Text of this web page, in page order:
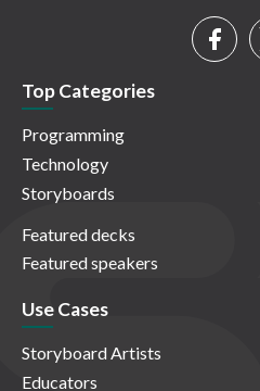
Top Categories
Programming
Technology
Storyboards
Featured decks
Featured speakers
Use Cases
Storyboard Artists
Educators